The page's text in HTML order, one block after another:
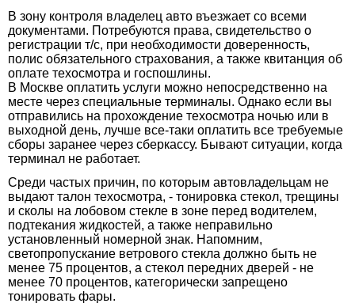
В зону контроля владелец авто въезжает со всеми
документами. Потребуются права, свидетельство о
регистрации т/с, при необходимости доверенность,
полис обязательного страхования, а также квитанция об
оплате техосмотра и госпошлины.
В Москве оплатить услуги можно непосредственно на
месте через специальные терминалы. Однако если вы
отправились на прохождение техосмотра ночью или в
выходной день, лучше все-таки оплатить все требуемые
сборы заранее через сберкассу. Бывают ситуации, когда
терминал не работает.
Среди частых причин, по которым автовладельцам не
выдают талон техосмотра, - тонировка стекол, трещины
и сколы на лобовом стекле в зоне перед водителем,
подтекания жидкостей, а также неправильно
установленный номерной знак. Напомним,
светопропускание ветрового стекла должно быть не
менее 75 процентов, а стекол передних дверей - не
менее 70 процентов, категорически запрещено
тонировать фары.